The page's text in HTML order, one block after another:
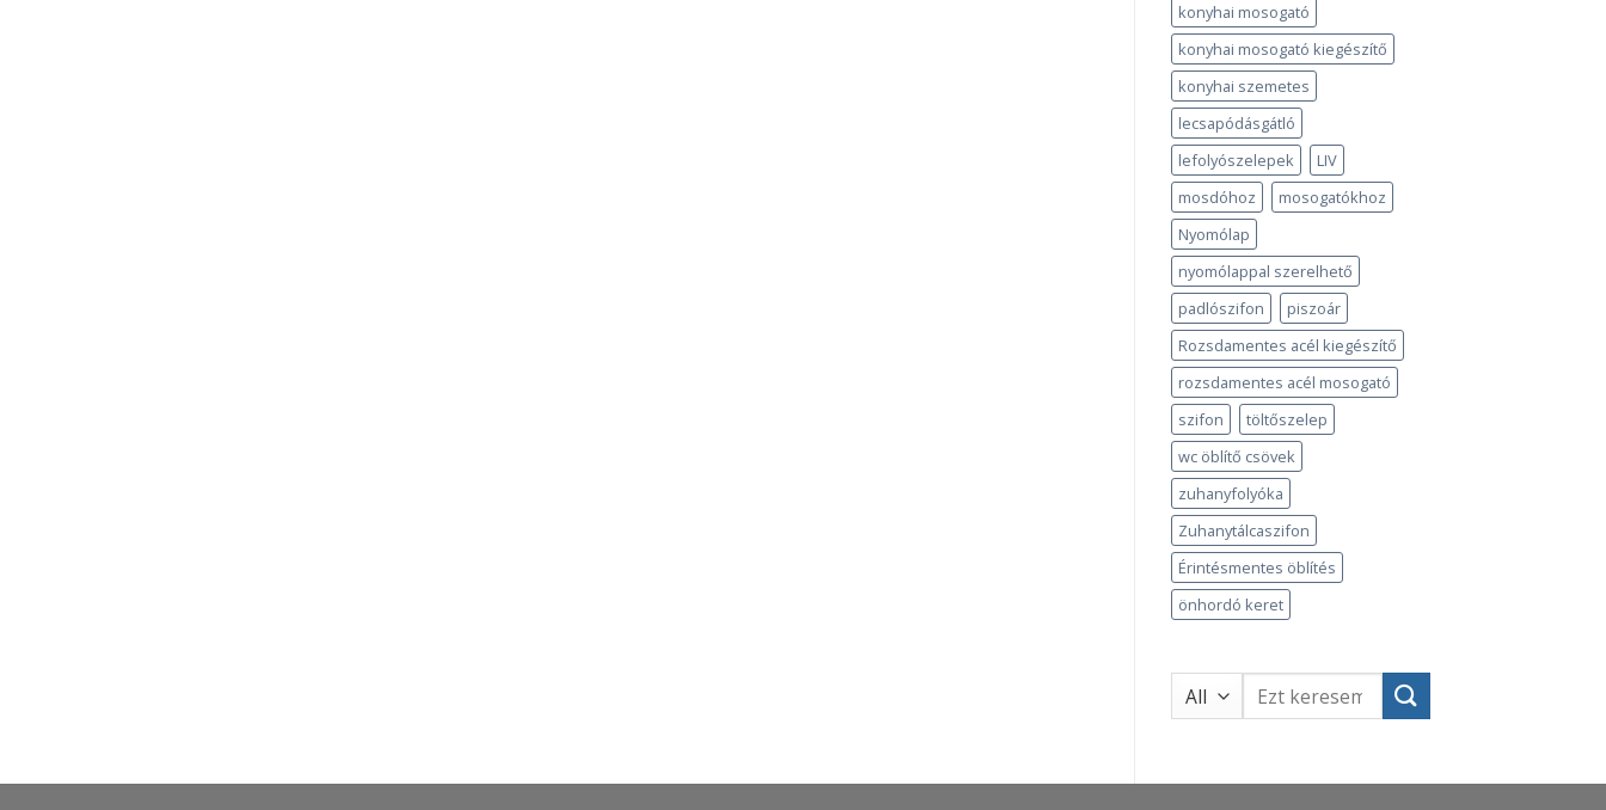
konyhai mosogató
konyhai mosogató kiegészítő
konyhai szemetes
lecsapódásgátló
lefolyószelepek
LIV
mosdóhoz
mosogatókhoz
Nyomólap
nyomólappal szerelhető
padlószifon
piszoár
Rozsdamentes acél kiegészítő
rozsdamentes acél mosogató
szifon
töltőszelep
wc öblítő csövek
zuhanyfolyóka
Zuhanytálcaszifon
Érintésmentes öblítés
önhordó keret
Keresés
a